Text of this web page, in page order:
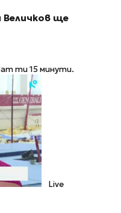
ще
ти 15 минути.
Live